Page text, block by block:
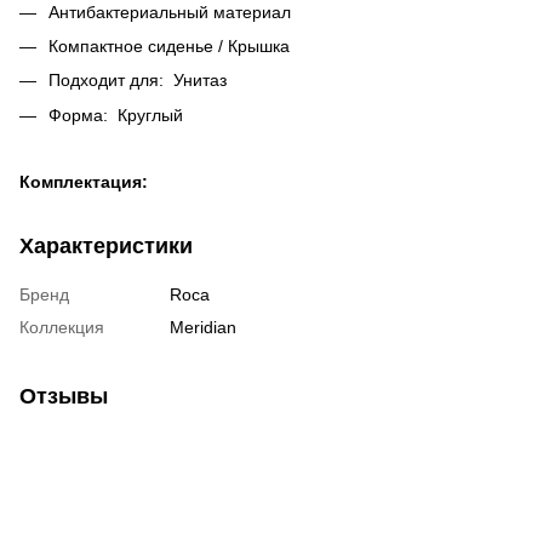
Антибактериальный материал
Компактное сиденье / Крышка
Подходит для: Унитаз
Форма: Круглый
Комплектация:
Характеристики
Бренд
Roca
Коллекция
Meridian
Отзывы